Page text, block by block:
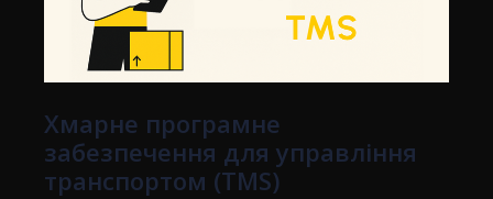
Хмарне програмне
забезпечення для управління
транспортом (TMS)